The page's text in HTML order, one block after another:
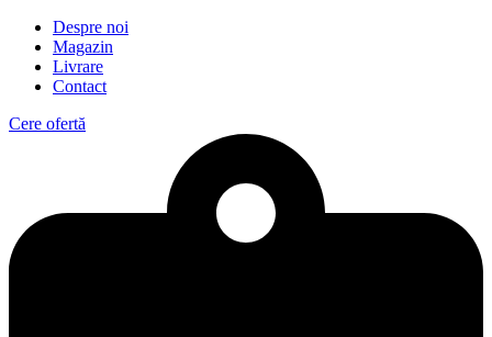
Despre noi
Magazin
Livrare
Contact
Cere ofertă